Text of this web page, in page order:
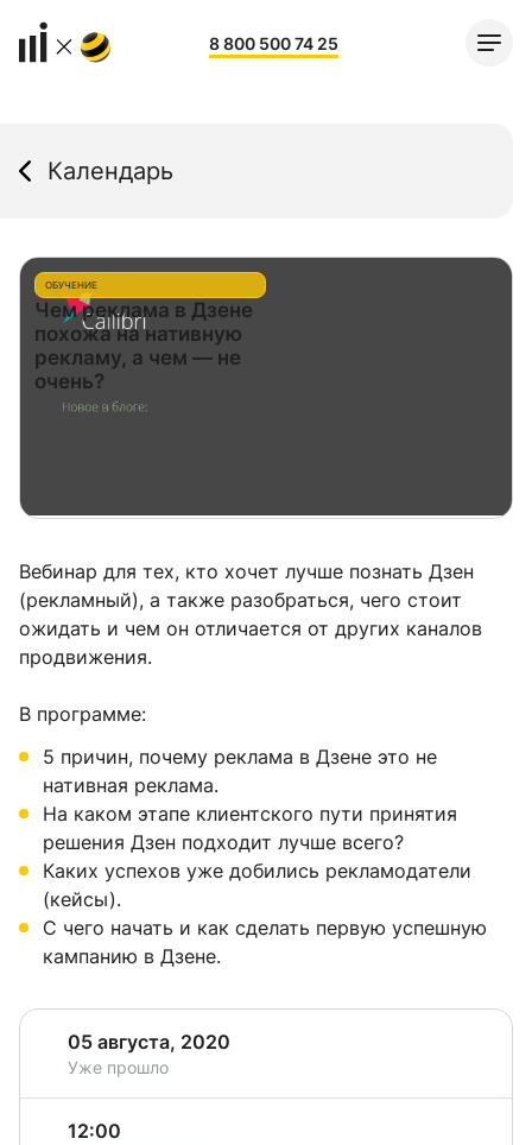
8 800 500 74 25
Календарь
ОБУЧЕНИЕ
Чем реклама в Дзене
похожа на нативную
рекламу, а чем — не
очень?
Вебинар для тех, кто хочет лучше познать Дзен
(рекламный), а также разобраться, чего стоит
ожидать и чем он отличается от других каналов
продвижения.
В программе:
5 причин, почему реклама в Дзене это не
нативная реклама.
На каком этапе клиентского пути принятия
решения Дзен подходит лучше всего?
Каких успехов уже добились рекламодатели
(кейсы).
С чего начать и как сделать первую успешную
кампанию в Дзене.
05 августа, 2020
Уже прошло
12:00